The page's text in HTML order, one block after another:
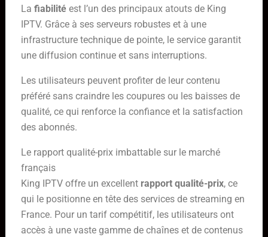
La fiabilitéest l’un des principaux atouts de King
IPTV. Grâce à ses serveurs robustes et à une
infrastructure technique de pointe, le service garantit
une diffusion continue et sans interruptions.
Les utilisateurs peuvent profiter de leur contenu
préféré sans craindre les coupures ou les baisses de
qualité, ce qui renforce la confiance et la satisfaction
des abonnés.
Le rapport qualité-prix imbattable sur le marché
français
King IPTV offre un excellent rapport qualité-prix, ce
qui le positionne en tête des services de streaming en
France. Pour un tarif compétitif, les utilisateurs ont
accès à une vaste gamme de chaînes et de contenus